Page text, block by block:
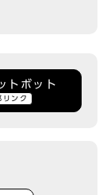
トボット
リンク